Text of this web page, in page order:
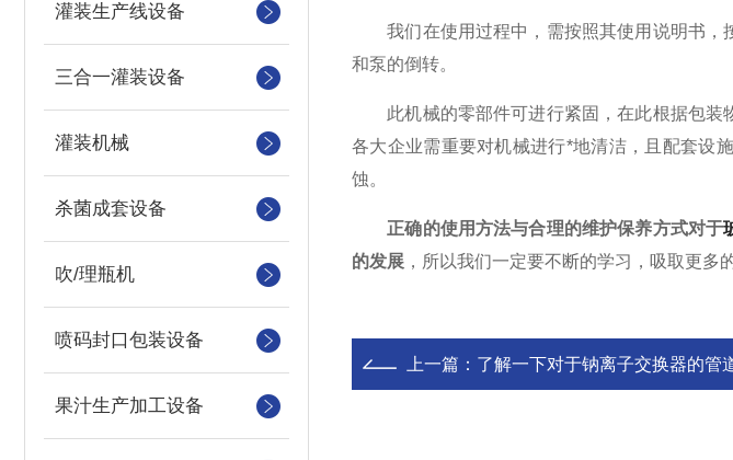
灌装生产线设备
三合一灌装设备
灌装机械
杀菌成套设备
吹/理瓶机
喷码封口包装设备
果汁生产加工设备
我们在使用过程中，需按照其使用说明书，
和泵的倒转。
此机械的零部件可进行紧固，在此根据包装物
各大企业需重要对机械进行*地清洁，且配套设
蚀。
正确的使用方法与合理的维护保养方式对于
的发展 ，所以我们一定要不断的学习，吸取更多
上一篇： 了解一下对于钠离子交换器的管